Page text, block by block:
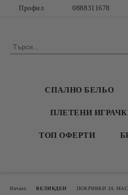
Профил 0888311678
СПАЛНО БЕЛЬО
ПЛЕТЕНИ
ТОП ОФЕРТИ
Начало ВЕЛИКДЕН ПОКРИВКИ ЗА